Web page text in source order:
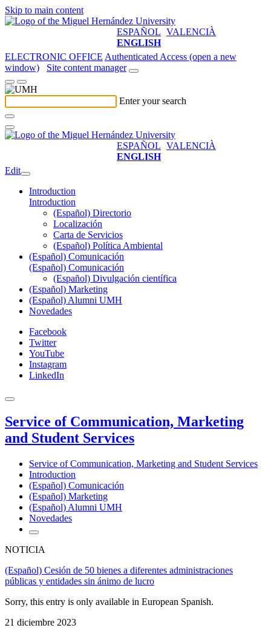
Skip to main content
ESPAÑOL VALENCIÀ
ENGLISH
ELECTRONIC OFFICE Authenticated Access (open a new
window)
Site content manager
Enter your search
ESPAÑOL VALENCIÀ
ENGLISH
Edit
Introduction
Introduction
(Español) Directorio
Localización
Carta de Servicios
(Español) Política Ambiental
(Español) Comunicación
(Español) Comunicación
(Español) Divulgación científica
(Español) Marketing
(Español) Alumni UMH
Novedades
Facebook
Twitter
YouTube
Instagram
LinkedIn
Service of Communication, Marketing
and Student Services
Service of Communication, Marketing and Student Services
Introduction
(Español) Comunicación
(Español) Marketing
(Español) Alumni UMH
Novedades
NOTICIA
(Español) Cesión de 50 bienes a diferentes administraciones
públicas y entidades sin ánimo de lucro
Sorry, this entry is only available in European Spanish.
21 diciembre 2023